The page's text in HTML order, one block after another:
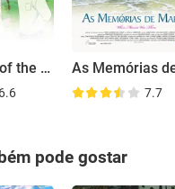
The House of the Lost on the Cape
6.6 7.7
pode gostar